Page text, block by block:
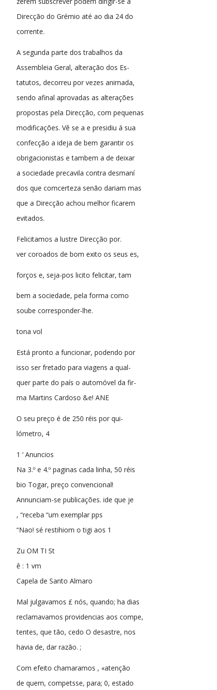
Direcção do Grémio até ao dia 24 do
corrente.
A segunda parte dos trabalhos da
Assembleia Geral, alteração dos Es-
tatutos, decorreu por vezes animada,
sendo afinal aprovadas as alterações
propostas pela Direcção, com pequenas
modificações. Vê se a e presidiu á sua
confecção a ideja de bem garantir os
obrigacionistas e tambem a de deixar
a sociedade precavila contra desmaní
dos que comcerteza senão dariam mas
que a Direcção achou melhor ficarem
evitados.
Felicitamos a lustre Direcção por.
ver coroados de bom exito os seus es,
forços e, seja-pos licito felicitar, tam
bem a sociedade, pela forma como
soube corresponder-lhe.
tona vol
Está pronto a funcionar, podendo por
isso ser fretado para viagens a qual-
quer parte do país o automóvel da fir-
ma Martins Cardoso &e! ANE
O seu preço é de 250 réis por qui-
lómetro, 4
1 ‘ Anuncios
Na 3.º e 4.º paginas cada linha, 50 réis
bio Togar, preço convencional!
Annunciam-se publicações. ide que je
, “receba “um exemplar pps
“Nao! sé restihiom o tigi aos 1
Zu OM TI St
ê : 1 vm
Capela de Santo Almaro
Mal julgavamos £ nós, quando; ha dias
reclamavamos providencias aos compe,
tentes, que tão, cedo O desastre, nos
havia de, dar razão. ;
Com efeito chamaramos , «atenção
de quem, competsse, para; 0, estado